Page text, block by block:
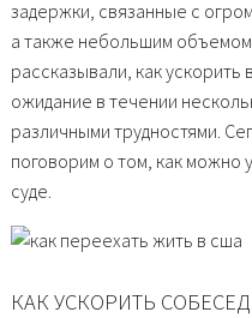
задержки, связанные с
а также небольшим
рассказывали, как
ожидание в течении
различными трудностями.
поговорим о том, как можно
суде.
КАК УСКОРИТЬ